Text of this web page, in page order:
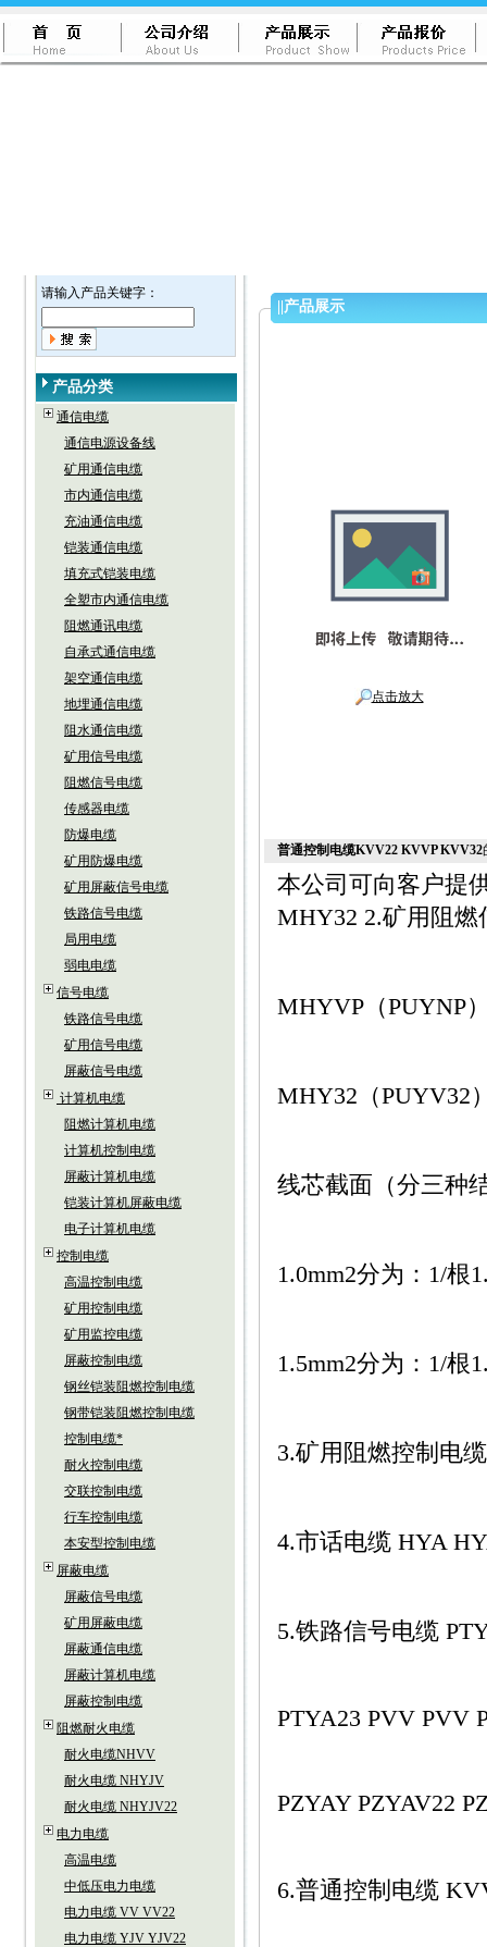
请输入产品关键字：
产品分类
通信电缆
通信电源设备线
矿用通信电缆
市内通信电缆
充油通信电缆
铠装通信电缆
填充式铠装电缆
全塑市内通信电缆
阻燃通讯电缆
自承式通信电缆
架空通信电缆
地埋通信电缆
阻水通信电缆
矿用信号电缆
阻燃信号电缆
传感器电缆
防爆电缆
矿用防爆电缆
矿用屏蔽信号电缆
铁路信号电缆
局用电缆
弱电电缆
信号电缆
铁路信号电缆
矿用信号电缆
屏蔽信号电缆
计算机电缆
阻燃计算机电缆
计算机控制电缆
屏蔽计算机电缆
铠装计算机屏蔽电缆
电子计算机电缆
控制电缆
高温控制电缆
矿用控制电缆
矿用监控电缆
屏蔽控制电缆
钢丝铠装阻燃控制电缆
钢带铠装阻燃控制电缆
控制电缆*
耐火控制电缆
交联控制电缆
行车控制电缆
本安型控制电缆
屏蔽电缆
屏蔽信号电缆
矿用屏蔽电缆
屏蔽通信电缆
屏蔽计算机电缆
屏蔽控制电缆
阻燃耐火电缆
耐火电缆NHVV
耐火电缆 NHYJV
耐火电缆 NHYJV22
电力电缆
高温电缆
中低压电力电缆
电力电缆 VV VV22
电力电缆 YJV YJV22
产品展示
点击放大
普通控制电缆KVV22 KVVP KVV32
本公司可向客户提
MHY32 2.矿用阻
MHYVP（PUYNP
MHY32（PUYV32
线芯截面（分三种
1.0mm2分为：1/根
1.5mm2分为：1/根
3.矿用阻燃控制电
4.市话电缆 HYA
5.铁路信号电缆
PTYA23 PVV PVV
PZYAY PZYAV22
6.普通控制电缆